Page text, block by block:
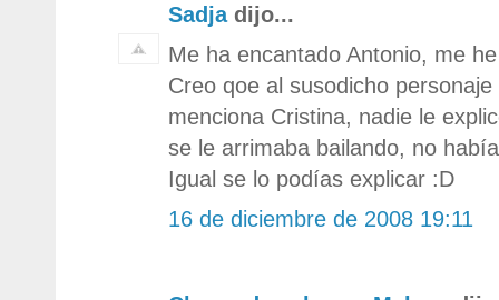
Sadjadijo...
Me ha encantado Antonio, me
Creo qoe al susodicho
menciona Cristina, nadie le
se le arrimaba bailando, no
Igual se lo podías explicar :D
16 de diciembre de 2008 19:11